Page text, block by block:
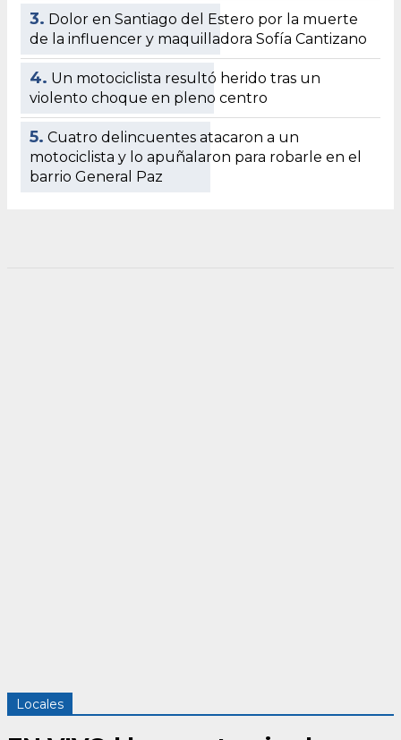
3. Dolor en Santiago del Estero por la muerte
de la influencer y maquilladora Sofía Cantizano
4. Un motociclista resultó herido tras un
violento choque en pleno centro
5. Cuatro delincuentes atacaron a un
motociclista y lo apuñalaron para robarle en el
barrio General Paz